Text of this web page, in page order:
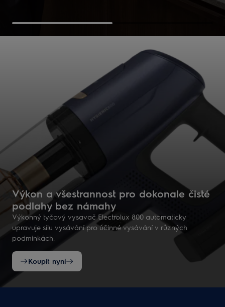
Výkon a všestrannost pro dokonale čisté
podlahy bez námahy
Výkonný tyčový vysavač Electrolux 800 automaticky
upravuje sílu vysávání pro účinné vysávání v různých
podmínkách.
Koupit nyní